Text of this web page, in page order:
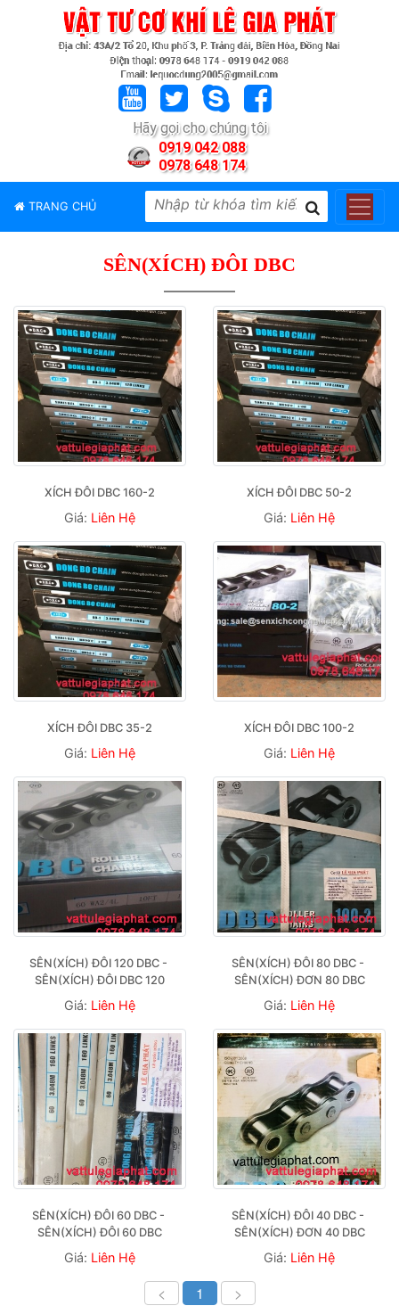
Hãy gọi cho chúng tôi
0919 042 088
0978 648 174
TRANG CHỦ
PHẨM
HIỆU
LIÊN
HỆ
SÊN(XÍCH) ĐÔI DBC
XÍCH ĐÔI DBC 160-2
Giá: Liên Hệ
XÍCH ĐÔI DBC 50-2
Giá: Liên Hệ
XÍCH ĐÔI DBC 35-2
Giá: Liên Hệ
XÍCH ĐÔI DBC 100-2
Giá: Liên Hệ
SÊN(XÍCH) ĐÔI 120 DBC -
SÊN(XÍCH) ĐÔI DBC 120
Giá: Liên Hệ
SÊN(XÍCH) ĐÔI 80 DBC -
SÊN(XÍCH) ĐƠN 80 DBC
Giá: Liên Hệ
SÊN(XÍCH) ĐÔI 60 DBC -
SÊN(XÍCH) ĐÔI 60 DBC
Giá: Liên Hệ
SÊN(XÍCH) ĐÔI 40 DBC -
SÊN(XÍCH) ĐƠN 40 DBC
Giá: Liên Hệ
< 1 >